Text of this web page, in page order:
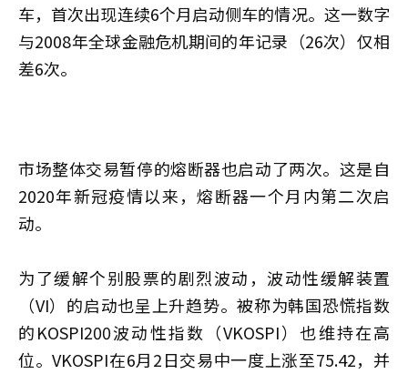
车，首次出现连续6个月启动侧车的情况。这一数字
与2008年全球金融危机期间的年记录（26次）仅相
差6次。
市场整体交易暂停的熔断器也启动了两次。这是自
2020年新冠疫情以来，熔断器一个月内第二次启
动。
为了缓解个别股票的剧烈波动，波动性缓解装置
（VI）的启动也呈上升趋势。被称为韩国恐慌指数
的KOSPI200波动性指数（VKOSPI）也维持在高
位。VKOSPI在6月2日交易中一度上涨至75.42，并